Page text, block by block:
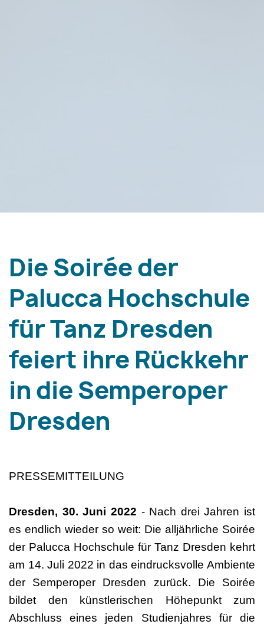
Die Soirée der
Palucca Hochschule
für Tanz Dresden
feiert ihre Rückkehr
in die Semperoper
Dresden
PRESSEMITTEILUNG
Dresden, 30. Juni 2022 - Nach drei Jahren ist
es endlich wieder so weit: Die alljährliche Soirée
der Palucca Hochschule für Tanz Dresden kehrt
am 14. Juli 2022 in das eindrucksvolle Ambiente
der Semperoper Dresden zurück. Die Soirée
bildet den künstlerischen Höhepunkt zum
Abschluss eines jeden Studienjahres für die